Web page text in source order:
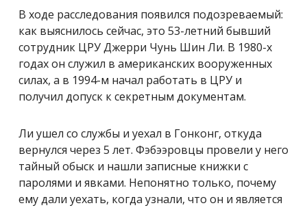
В ходе расследования появился подозреваемый:
как выяснилось сейчас, это 53-летний бывший
сотрудник ЦРУ Джерри Чунь Шин Ли. В 1980-х
годах он служил в американских вооруженных
силах, а в 1994-м начал работать в ЦРУ и
получил допуск к секретным документам.
Ли ушел со службы и уехал в Гонконг, откуда
вернулся через 5 лет. Фэбээровцы провели у него
тайный обыск и нашли записные книжки с
паролями и явками. Непонятно только, почему
ему дали уехать, когда узнали, что он и является